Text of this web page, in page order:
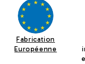
Fabrication
Européenne